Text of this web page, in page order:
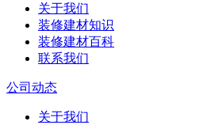
关于我们
装修建材知识
装修建材百科
联系我们
公司动态
关于我们